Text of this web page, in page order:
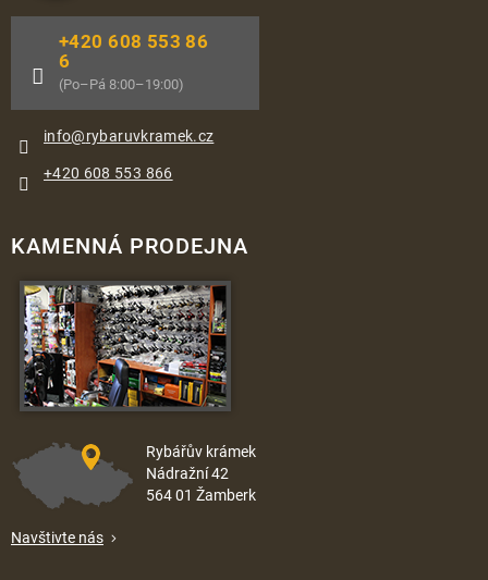
info@rybaruvkramek.cz
+420 608 553 86
6
(Po–Pá 8:00–19:00)
+420 608 553 866
KAMENNÁ PRODEJNA
Rybářův krámek
Nádražní 42
564 01 Žamberk
Navštivte nás